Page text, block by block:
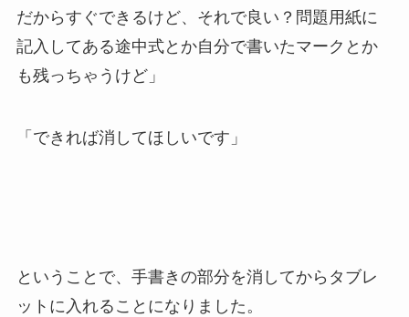
だからすぐできるけど、それで良い？問題用紙に
記入してある途中式とか自分で書いたマークとか
も残っちゃうけど」
「できれば消してほしいです」
ということで、手書きの部分を消してからタブレ
ットに入れることになりました。